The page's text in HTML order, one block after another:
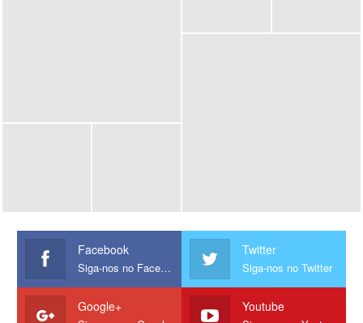
Facebook
Siga-nos no Facebook
Twitter
Siga-nos no Twitter
Google+ Youtube